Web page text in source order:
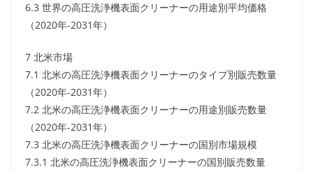
6.3 世界の高圧洗浄機表面クリーナーの用途別平均価格
（2020年-2031年）
7 北米市場
7.1 北米の高圧洗浄機表面クリーナーのタイプ別販売数量
（2020年-2031年）
7.2 北米の高圧洗浄機表面クリーナーの用途別販売数量
（2020年-2031年）
7.3 北米の高圧洗浄機表面クリーナーの国別市場規模
7.3.1 北米の高圧洗浄機表面クリーナーの国別販売数量